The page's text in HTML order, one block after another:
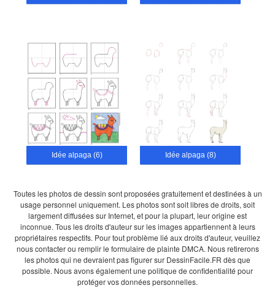
Idée alpaga (6) Idée alpaga (8)
Toutes les photos de dessin sont proposées gratuitement et destinées à un
usage personnel uniquement. Les photos sont soit libres de droits, soit
largement diffusées sur Internet, et pour la plupart, leur origine est
inconnue. Tous les droits d'auteur sur les images appartiennent à leurs
propriétaires respectifs. Pour tout problème lié aux droits d'auteur, veuillez
nous contacter ou remplir le formulaire de plainte DMCA. Nous retirerons
les photos qui ne devraient pas figurer sur DessinFacile.FR dès que
possible. Nous avons également une politique de confidentialité pour
protéger vos données personnelles.